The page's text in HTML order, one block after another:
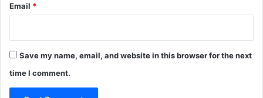
Email *
Save my name, email, and website in this browser for the next
time I comment.